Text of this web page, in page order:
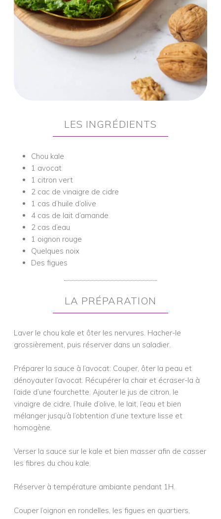
LES INGRÉDIENTS
Chou kale
1 avocat
1 citron vert
2 cac de vinaigre de cidre
1 cas d’huile d’olive
4 cas de lait d’amande
2 cas d’eau
1 oignon rouge
Quelques noix
Des figues
LA PRÉPARATION
Laver le chou kale et ôter les nervures. Hacher-le
grossièrement, puis réserver dans un saladier.
Préparer la sauce à l’avocat: Couper, ôter la peau et
dénoyauter l’avocat. Récupérer la chair et écraser-la à
l’aide d’une fourchette. Ajouter le jus de citron, le
vinaigre de cidre, l’huile d’olive, le lait, l’eau et bien
mélanger jusqu’à l’obtention d’une texture lisse et
homogène.
Verser la sauce sur le kale et bien masser afin de casser
les fibres du chou kale.
Réserver à température ambiante pendant 1H.
Couper l’oignon en rondelles, les figues en quartiers,